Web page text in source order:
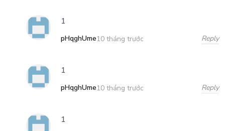
1
pHqghUme10 tháng trước Reply
1
pHqghUme10 tháng trước Reply
1